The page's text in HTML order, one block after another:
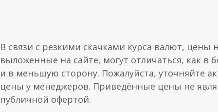
В связи с резкими скачками курса валют, цены
выложенные на сайте, могут отличаться, как в
и в меньшую сторону. Пожалуйста, уточняйте
цены у менеджеров. Приведённые цены не
публичной офертой.